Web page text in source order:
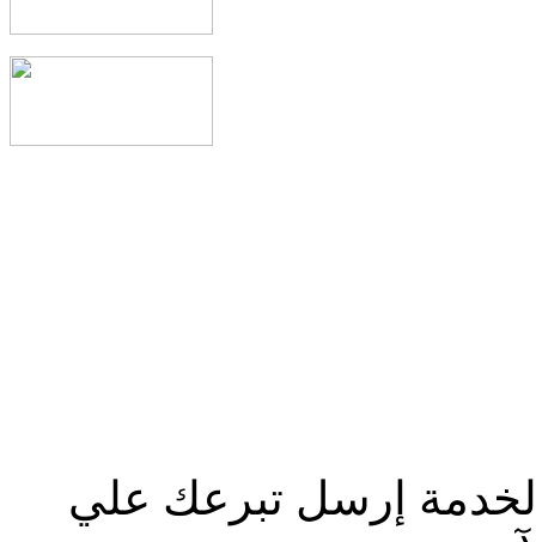
إرسل تبرعك علي